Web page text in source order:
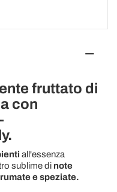
fruttato di
con
all'essenza
sublime di note
e speziate.